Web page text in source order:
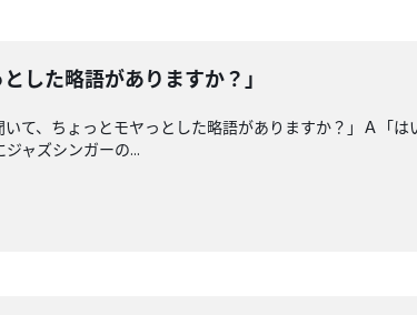
した略語がありますか？」
て、ちょっとモヤっとした略語がありますか？」Ａ「
ャズシンガーの...